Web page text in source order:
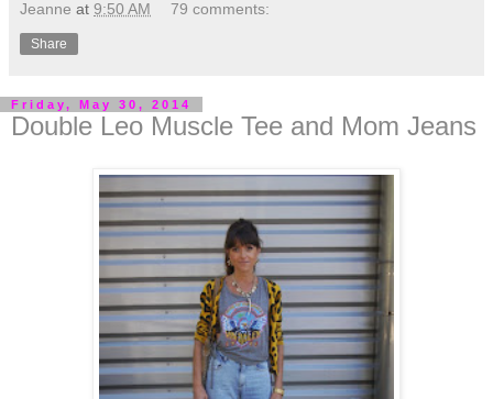
Jeanne at 9:50 AM 79 comments:
Share
Friday, May 30, 2014
Double Leo Muscle Tee and Mom Jeans